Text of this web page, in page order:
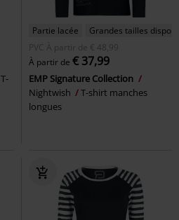
T-
Partie lacée
Grandes tailles
PVC
À partir de € 48,99
À partir de € 37,99
EMP Signature Collection
Nightwish
T-shirt manches
longues